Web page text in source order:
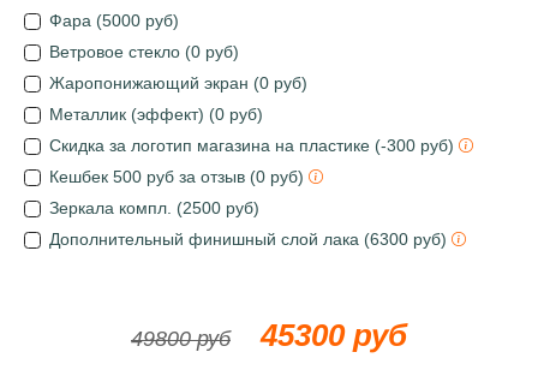
Фара (5000 руб)
Ветровое стекло (0 руб)
Жаропонижающий экран (0 руб)
Металлик (эффект) (0 руб)
Скидка за логотип магазина на пластике (-300 руб)
Кешбек 500 руб за отзыв (0 руб)
Зеркала компл. (2500 руб)
Дополнительный финишный слой лака (6300 руб)
49800 руб 45300 руб